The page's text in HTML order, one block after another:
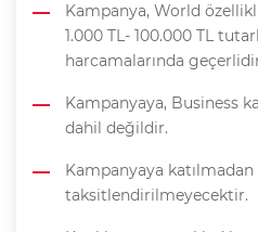
Kampanya, World
1.000 TL- 100.000 TL
harcamalarında
Kampanyaya, Business
dahil değildir.
Kampanyaya
taksitlendirilmeyecektir.